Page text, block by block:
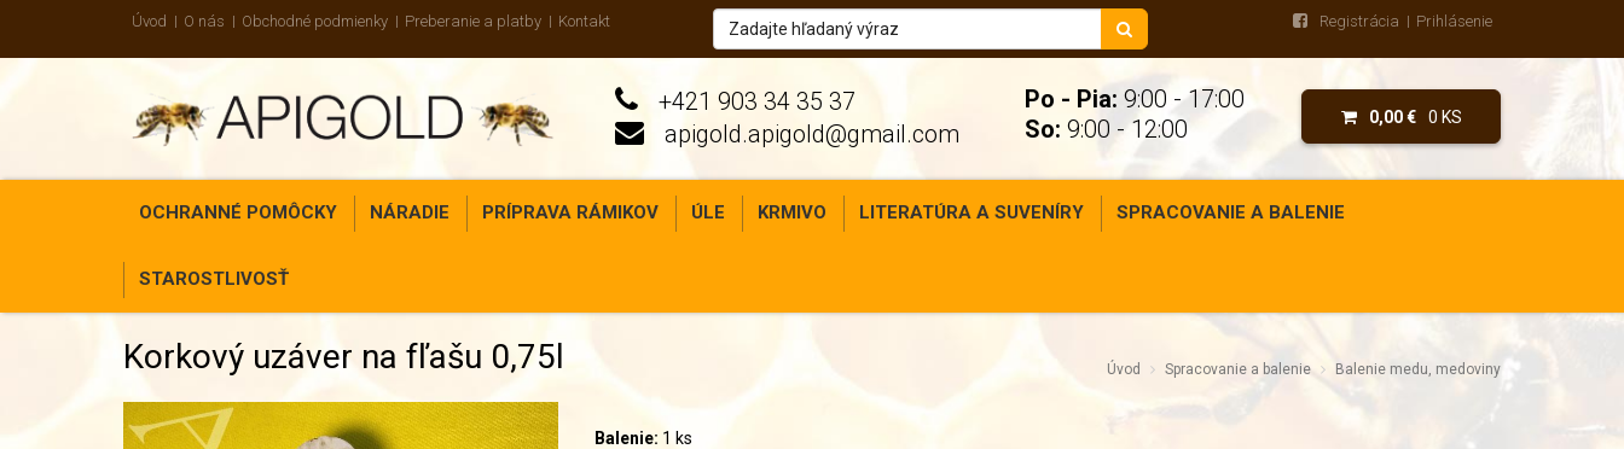
Úvod O nás Obchodné podmienky Preberanie a platby Kontakt Registrácia Prihlásenie
+421 903 34 35 37
apigold.apigold@gmail.com
Po - Pia: 9:00 - 17:00
So: 9:00 - 12:00 0,00 € 0 KS
OCHRANNÉ POMÔCKY NÁRADIE PRÍPRAVA RÁMIKOV ÚLE KRMIVO LITERATÚRA A SUVENÍRY SPRACOVANIE A BALENIE
STAROSTLIVOSŤ
Úvod Spracovanie a balenie Balenie medu, medoviny
Korkový uzáver na fľašu 0,75l
Balenie: 1 ks